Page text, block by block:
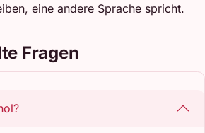
eine andere Sprache spricht.
Fragen